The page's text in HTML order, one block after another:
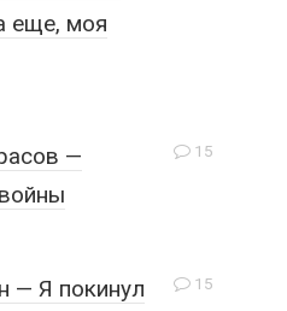
еще, моя
15
—
15
— Я покинул